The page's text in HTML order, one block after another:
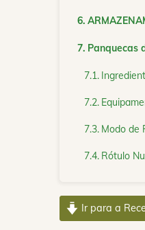
Panquecas
Modo de
Rótulo
Ir para a